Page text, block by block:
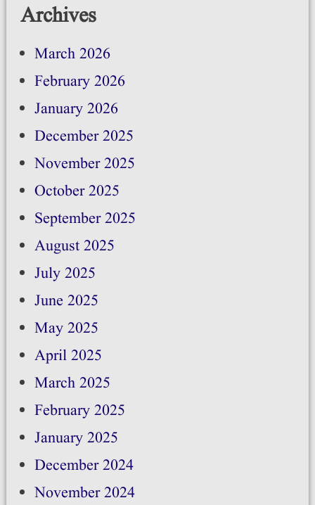
Archives
March 2026
February 2026
January 2026
December 2025
November 2025
October 2025
September 2025
August 2025
July 2025
June 2025
May 2025
April 2025
March 2025
February 2025
January 2025
December 2024
November 2024